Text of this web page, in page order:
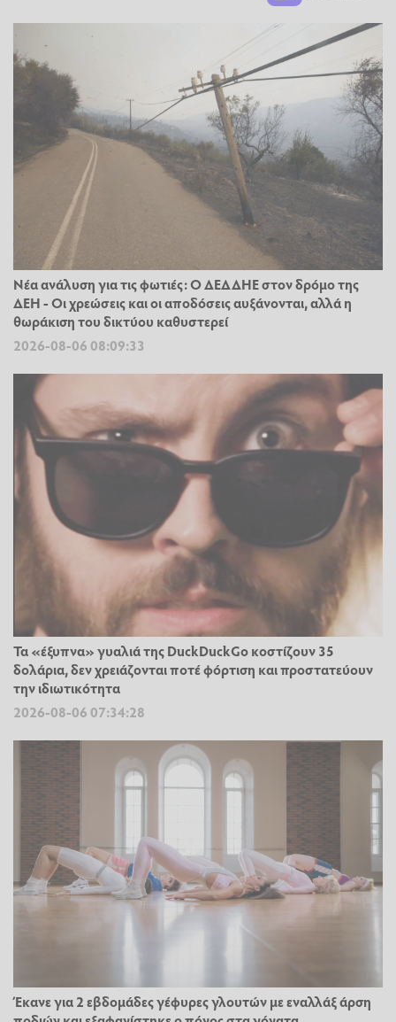
Νέα ανάλυση για τις φωτιές: Ο ΔΕΔΔΗΕ στον δρόμο της
ΔΕΗ - Οι χρεώσεις και οι αποδόσεις αυξάνονται, αλλά η
θωράκιση του δικτύου καθυστερεί
2026-08-06 08:09:33
Τα «έξυπνα» γυαλιά της DuckDuckGo κοστίζουν 35
δολάρια, δεν χρειάζονται ποτέ φόρτιση και προστατεύουν
την ιδιωτικότητα
2026-08-06 07:34:28
Έκανε για 2 εβδομάδες γέφυρες γλουτών με εναλλάξ άρση